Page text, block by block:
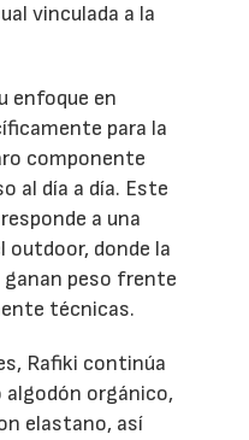
vinculada a la
enfoque en
para la
componente
al día a día. Este
a una
outdoor, donde la
peso frente
técnicas.
Rafiki continúa
orgánico,
elastano, así